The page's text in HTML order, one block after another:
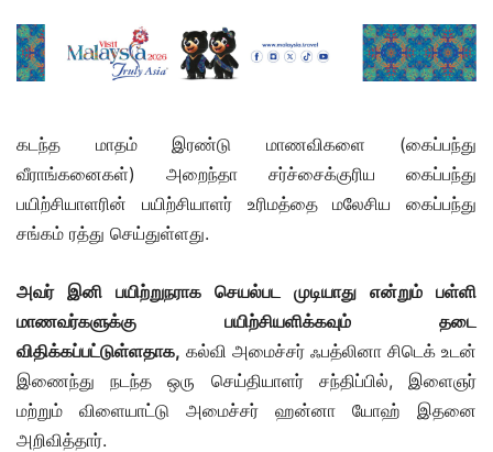
கடந்த மாதம் இரண்டு மாணவிகளை (கைப்பந்து
வீராங்கனைகள்) அறைந்தா சர்ச்சைக்குரிய கைப்பந்து
பயிற்சியாளரின் பயிற்சியாளர் உரிமத்தை மலேசிய கைப்பந்து
சங்கம் ரத்து செய்துள்ளது.
அவர் இனி பயிற்றுநராக செயல்பட முடியாது என்றும் பள்ளி
மாணவர்களுக்கு பயிற்சியளிக்கவும் தடை
விதிக்கப்பட்டுள்ளதாக, கல்வி அமைச்சர் ஃபத்லினா சிடெக் உடன்
இணைந்து நடந்த ஒரு செய்தியாளர் சந்திப்பில், இளைஞர்
மற்றும் விளையாட்டு அமைச்சர் ஹன்னா யோஹ் இதனை
அறிவித்தார்.